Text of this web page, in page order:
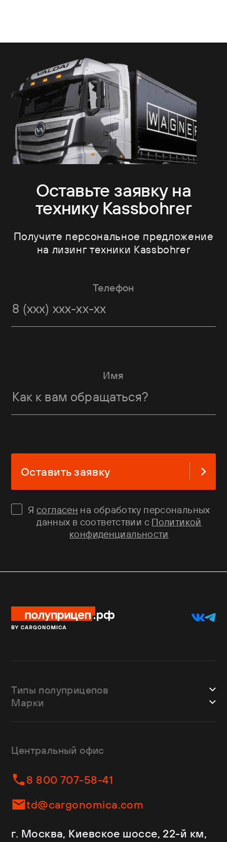
Оставьте заявку на
технику Kassbohrer
Получите персональное предложение
на лизинг техники Kassbohrer
Телефон
Имя
Оставить заявку
Ясогласен на обработку персональных
данных в соответствии с Политикой
конфиденциальности
Типы полуприцепов
Шторные
Изотермы
Контейнеровозы
Самосвалы
Ломовозы
С кониками
Марки
Dongfeng
Helfimmer
JAC
Kassbohrer
Krone
Центральный офис
8 800 707-58-41
td@cargonomica.com
г. Москва, Киевское шоссе, 22-й км,